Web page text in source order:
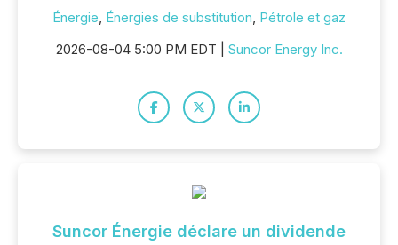
Énergie, Énergies de substitution, Pétrole et gaz
2026-08-04 5:00 PM EDT | Suncor Energy Inc.
Suncor Énergie déclare un dividende